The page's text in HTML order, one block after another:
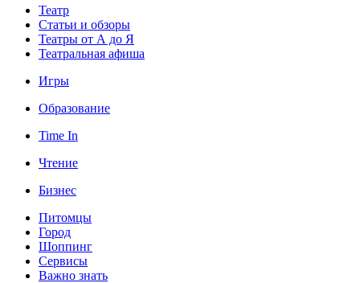
Театр
Статьи и обзоры
Театры от А до Я
Театральная афиша
Игры
Образование
Time In
Чтение
Бизнес
Питомцы
Город
Шоппинг
Сервисы
Важно знать